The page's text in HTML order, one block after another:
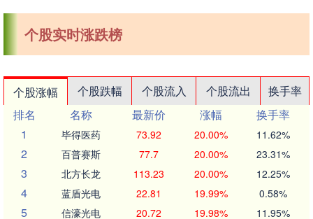
个股实时涨跌榜
个股涨幅 个股跌幅 个股流入 个股流出
换手率
排名
名称 最新价 涨幅
换手率
1
毕得医药 73.92 20.00% 11.62%
2 百普赛斯 77.7 20.00% 23.31%
3 北方长龙 113.23 20.00% 12.25%
4 蓝盾光电 22.81 19.99% 0.58%
5 信濠光电 20.72 19.98% 11.95%